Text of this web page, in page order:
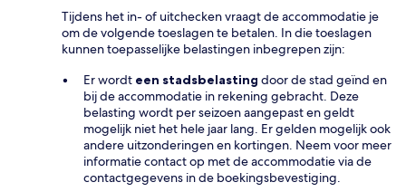
Tijdens het in- of uitchecken vraagt de accommodatie je
om de volgende toeslagen te betalen. In die toeslagen
kunnen toepasselijke belastingen inbegrepen zijn:
Er wordt een stadsbelasting door de stad geïnd en
bij de accommodatie in rekening gebracht. Deze
belasting wordt per seizoen aangepast en geldt
mogelijk niet het hele jaar lang. Er gelden mogelijk ook
andere uitzonderingen en kortingen. Neem voor meer
informatie contact op met de accommodatie via de
contactgegevens in de boekingsbevestiging.